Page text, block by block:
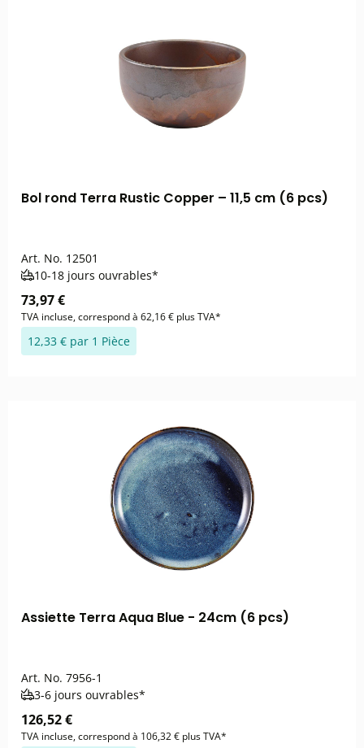
Bol rond Terra Rustic Copper – 11,5 cm (6 pcs)
Art. No. 12501
10-18 jours ouvrables*
73,97 €
TVA incluse, correspond à 62,16 € plus TVA*
12,33 € par 1 Pièce
Assiette Terra Aqua Blue - 24cm (6 pcs)
Art. No. 7956-1
3-6 jours ouvrables*
126,52 €
TVA incluse, correspond à 106,32 € plus TVA*